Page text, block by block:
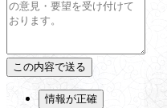
情報が正確